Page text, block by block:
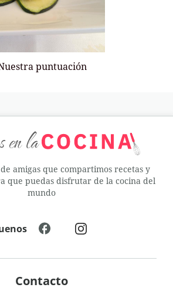
puntuación
amigas que compartimos recetas y
que puedas disfrutar de la cocina del
mundo
Contacto